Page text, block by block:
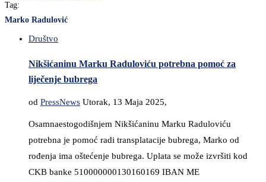
Tag:
Marko Radulović
Društvo
Nikšićaninu Marku Raduloviću potrebna pomoć za
liječenje bubrega
od PressNews Utorak, 13 Maja 2025,
Osamnaestogodišnjem Nikšićaninu Marku Raduloviću
potrebna je pomoć radi transplatacije bubrega, Marko od
rođenja ima oštećenje bubrega. Uplata se može izvršiti kod
CKB banke 510000000130160169 IBAN ME